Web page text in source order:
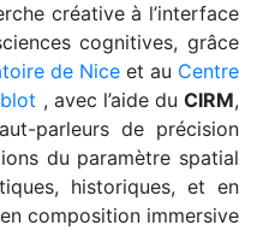
créative à l’interface
cognitives, grâce
de Nice et au Centre
, avec l’aide duCIRM,
parleurs de précision
du paramètre spatial
historiques, et en
composition immersive